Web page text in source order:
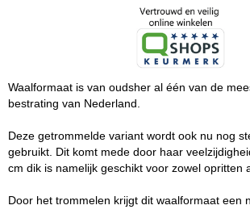
Waalformaat is van oudsher al één van de
bestrating van Nederland.
Deze getrommelde variant wordt ook nu nog
gebruikt. Dit komt mede door haar
cm dik is namelijk geschikt voor zowel opritten
Door het trommelen krijgt dit waalformaat een